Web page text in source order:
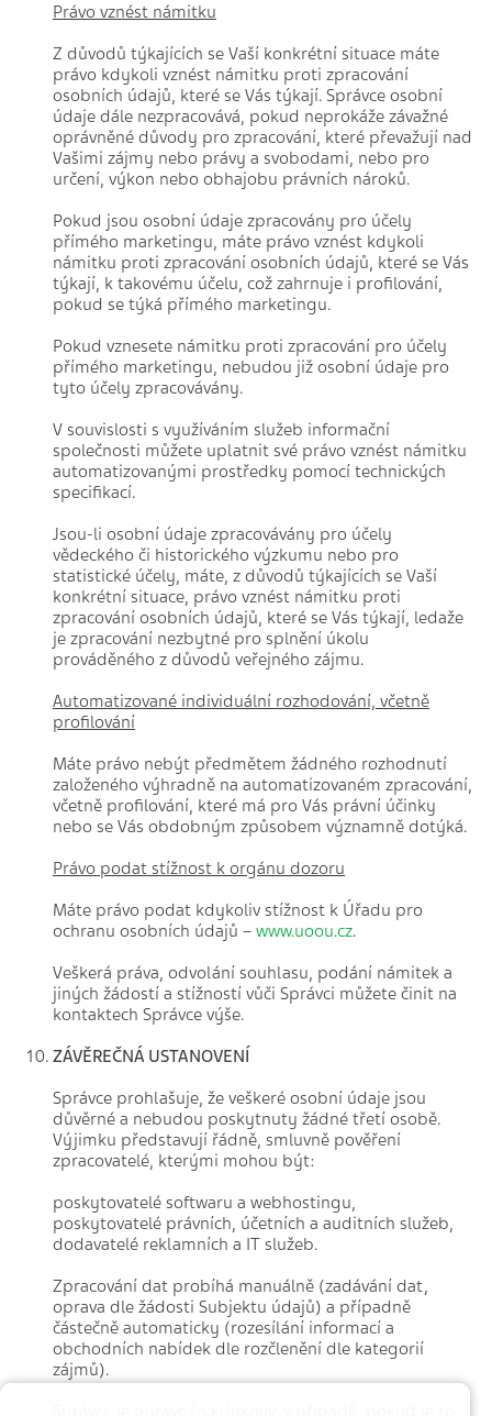
Právo vznést námitku
Z důvodů týkajících se Vaší konkrétní situace máte
právo kdykoli vznést námitku proti zpracování
osobních údajů, které se Vás týkají. Správce osobní
údaje dále nezpracovává, pokud neprokáže závažné
oprávněné důvody pro zpracování, které převažují nad
Vašimi zájmy nebo právy a svobodami, nebo pro
určení, výkon nebo obhajobu právních nároků.
Pokud jsou osobní údaje zpracovány pro účely
přímého marketingu, máte právo vznést kdykoli
námitku proti zpracování osobních údajů, které se Vás
týkají, k takovému účelu, což zahrnuje i profilování,
pokud se týká přímého marketingu.
Pokud vznesete námitku proti zpracování pro účely
přímého marketingu, nebudou již osobní údaje pro
tyto účely zpracovávány.
V souvislosti s využíváním služeb informační
společnosti můžete uplatnit své právo vznést námitku
automatizovanými prostředky pomocí technických
specifikací.
Jsou-li osobní údaje zpracovávány pro účely
vědeckého či historického výzkumu nebo pro
statistické účely, máte, z důvodů týkajících se Vaší
konkrétní situace, právo vznést námitku proti
zpracování osobních údajů, které se Vás týkají, ledaže
je zpracování nezbytné pro splnění úkolu
prováděného z důvodů veřejného zájmu.
Automatizované individuální rozhodování, včetně
profilování
Máte právo nebýt předmětem žádného rozhodnutí
založeného výhradně na automatizovaném zpracování,
včetně profilování, které má pro Vás právní účinky
nebo se Vás obdobným způsobem významně dotýká.
Právo podat stížnost k orgánu dozoru
Máte právo podat kdykoliv stížnost k Úřadu pro
ochranu osobních údajů – www.uoou.cz.
Veškerá práva, odvolání souhlasu, podání námitek a
jiných žádostí a stížností vůči Správci můžete činit na
kontaktech Správce výše.
ZÁVĚREČNÁ USTANOVENÍ
Správce prohlašuje, že veškeré osobní údaje jsou
důvěrné a nebudou poskytnuty žádné třetí osobě.
Výjimku představují řádně, smluvně pověření
zpracovatelé, kterými mohou být:
poskytovatelé softwaru a webhostingu,
poskytovatelé právních, účetních a auditních služeb,
dodavatelé reklamních a IT služeb.
Zpracování dat probíhá manuálně (zadávání dat,
oprava dle žádosti Subjektu údajů) a případně
částečně automaticky (rozesílání informací a
obchodních nabídek dle rozčlenění dle kategorií
zájmů).